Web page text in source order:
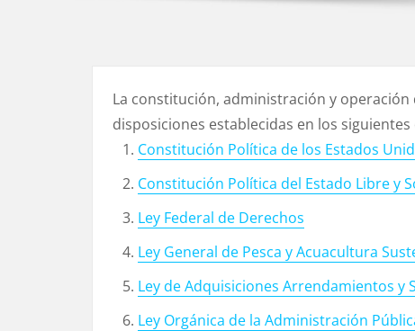
La constitución, administración y operación
disposiciones establecidas en los
Constitución Política de los Estados
Constitución Política del Estado Libre y
Ley Federal de Derechos
Ley General de Pesca y Acuacultura
Ley de Adquisiciones Arrendamientos y
Ley Orgánica de la Administración